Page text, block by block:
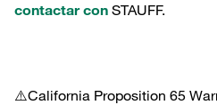
contactar con STAUFF.
⚠️California Proposition 65